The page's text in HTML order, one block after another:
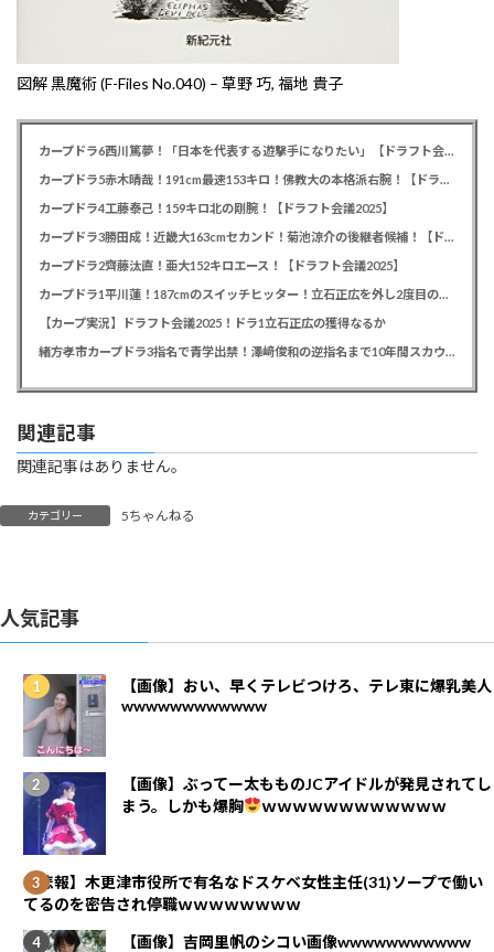
図解 黒魔術 (F-Files No.040) – 草野 巧, 福地 貴子
カープドラ6西川篤夢！「日本を代表する遊撃手になりたい」【ドラフト会議2025】
カープドラ5赤木晴哉！191cm最速153キロ！佛教大の本格派右腕！【ドラフト会議2025】
カープドラ4工藤泰己！159キロ北の剛腕！【ドラフト会議2025】
カープドラ3勝田成！近畿大163cmセカンド！菊池涼介の後継者候補！【ドラフト会議2025】
カープドラ2齊藤汰直！亜大152キロエース！【ドラフト会議2025】
カープドラ1平川蓮！187cmのスイッチヒッター！立石正広を外し2度目の重複も新井監督がクジを引き当てる！【ドラフト会議2025】
【カープ実況】ドラフト会議2025！ドラ1立石正広の獲得なるか
緒方孝市カープドラ3指名で青学出禁！澤﨑俊和の逆指名まで10年間スカウト出禁
関連記事
関連記事はありません。
カテゴリー 5ちゃんねる
人気記事
【画像】おい、早くテレビつけろ、テレ東に爆乳美人
wwwwwwwwwwww
【画像】ぶってー太もものJCアイドルが発見されてし
まう。しかも爆胸
ｗｗｗｗｗｗｗｗｗｗｗｗ
【悲報】木更津市役所で有名なドスケベ女性主任(31)ソープで働い
てるのを密告され停職ｗｗｗｗｗｗｗｗ
【画像】吉岡里帆のシコい画像wwwwwwwwwww